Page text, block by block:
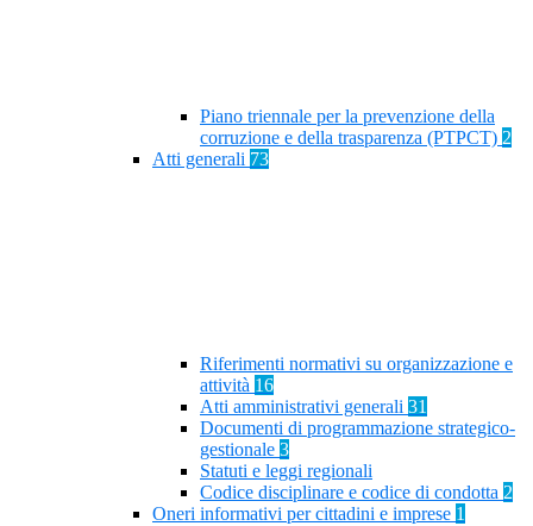
Piano triennale per la prevenzione della
corruzione e della trasparenza (PTPCT) 2
Atti generali 73
Riferimenti normativi su organizzazione e
attività 16
Atti amministrativi generali 31
Documenti di programmazione strategico-
gestionale 3
Statuti e leggi regionali
Codice disciplinare e codice di condotta 2
Oneri informativi per cittadini e imprese 1